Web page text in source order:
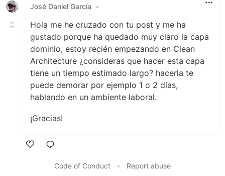
José Daniel García •
Hola me he cruzado con tu post y me ha
gustado porque ha quedado muy claro la capa
dominio, estoy recién empezando en Clean
Architecture ¿consideras que hacer esta capa
tiene un tiempo estimado largo? hacerla te
puede demorar por ejemplo 1 o 2 días,
hablando en un ambiente laboral.
¡Gracias!
Code of Conduct
• Report abuse